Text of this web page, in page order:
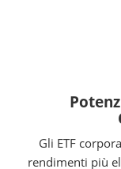
Gli ETF
rendimenti più